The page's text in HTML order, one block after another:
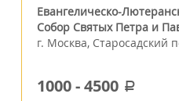
Евангелическо-
Собор Святых Петра и
г. Москва, Старосадский
1000-4500 a